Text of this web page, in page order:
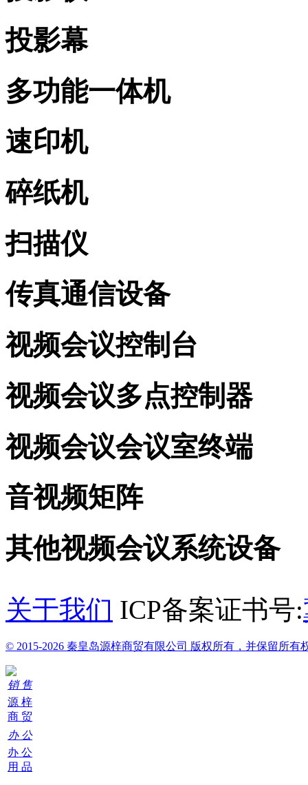
投影幕
多功能一体机
速印机
碎纸机
扫描仪
传真通信设备
视频会议控制台
视频会议多点控制器
视频会议会议室终端
音视频矩阵
其他视频会议系统设备
关于我们 ICP备案证书号:
© 2015-2026 秦皇岛源梓商贸有限公司 版权所有，并保留所有
销 售
源 梓
商 贸
办 公
办 公
用 品